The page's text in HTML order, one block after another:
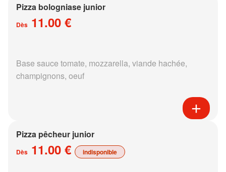
Pizza bologniase junior
Dès 11.00 €
Base sauce tomate, mozzarella, viande hachée,
champignons, oeuf
Pizza pêcheur junior
Dès 11.00 € indisponible